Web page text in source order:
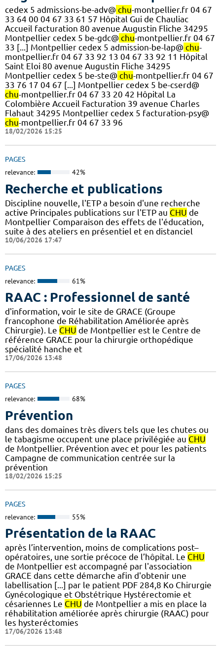
cedex 5 admissions-be-adv@ chu-montpellier.fr 04 67
33 64 00 04 67 33 61 57 Hôpital Gui de Chauliac
Accueil facturation 80 avenue Augustin Fliche 34295
Montpellier cedex 5 be-gdc@ chu-montpellier.fr 04 67
33 [...] Montpellier cedex 5 admission-be-lap@ chu-
montpellier.fr 04 67 33 92 13 04 67 33 92 11 Hôpital
Saint Eloi 80 avenue Augustin Fliche 34295
Montpellier cedex 5 be-ste@ chu-montpellier.fr 04 67
33 76 17 04 67 [...] Montpellier cedex 5 be-cserd@
chu-montpellier.fr 04 67 33 20 42 Hôpital La
Colombière Accueil Facturation 39 avenue Charles
Flahaut 34295 Montpellier cedex 5 facturation-psy@
chu-montpellier.fr 04 67 33 96
18/02/2026 15:25
PAGES
relevance: 42%
Recherche et publications
Discipline nouvelle, l'ETP a besoin d'une recherche
active Principales publications sur l'ETP au CHU de
Montpellier Comparaison des effets de l'éducation,
suite à des ateliers en présentiel et en distanciel
10/06/2026 17:47
PAGES
relevance: 61%
RAAC : Professionnel de santé
d'information, voir le site de GRACE (Groupe
francophone de Réhabilitation Améliorée après
Chirurgie). Le CHU de Montpellier est le Centre de
référence GRACE pour la chirurgie orthopédique
spécialité hanche et
17/06/2026 13:48
PAGES
relevance: 68%
Prévention
dans des domaines très divers tels que les chutes ou
le tabagisme occupent une place privilégiée au CHU
de Montpellier. Prévention avec et pour les patients
Campagne de communication centrée sur la
prévention
18/02/2026 15:25
PAGES
relevance: 55%
Présentation de la RAAC
après l’intervention, moins de complications post–
opératoires, une sortie précoce de l’hôpital. Le CHU
de Montpellier est accompagné par l'association
GRACE dans cette démarche afin d'obtenir une
labellisation [...] par le patient PDF 284,8 Ko Chirurgie
Gynécologique et Obstétrique Hystérectomie et
césariennes Le CHU de Montpellier a mis en place la
réhabilitation améliorée après chirurgie (RAAC) pour
les hysteréctomies
17/06/2026 13:48